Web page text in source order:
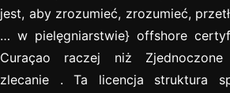
jest, aby zrozumieć, zrozumieć,
… w pielęgniarstwie} offshore
Curaçao raczej niż
zlecanie . Ta licencja struktura